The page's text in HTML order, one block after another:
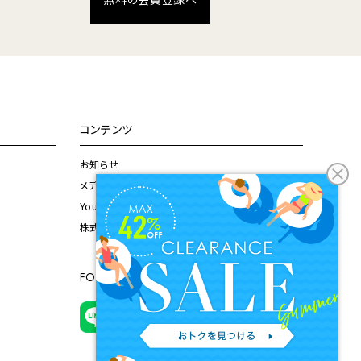
コンテンツ
お知らせ
メディア掲載情報
Youtubeチャンネル
株式会社ドウシシャ公式サイト
FOLLOW US